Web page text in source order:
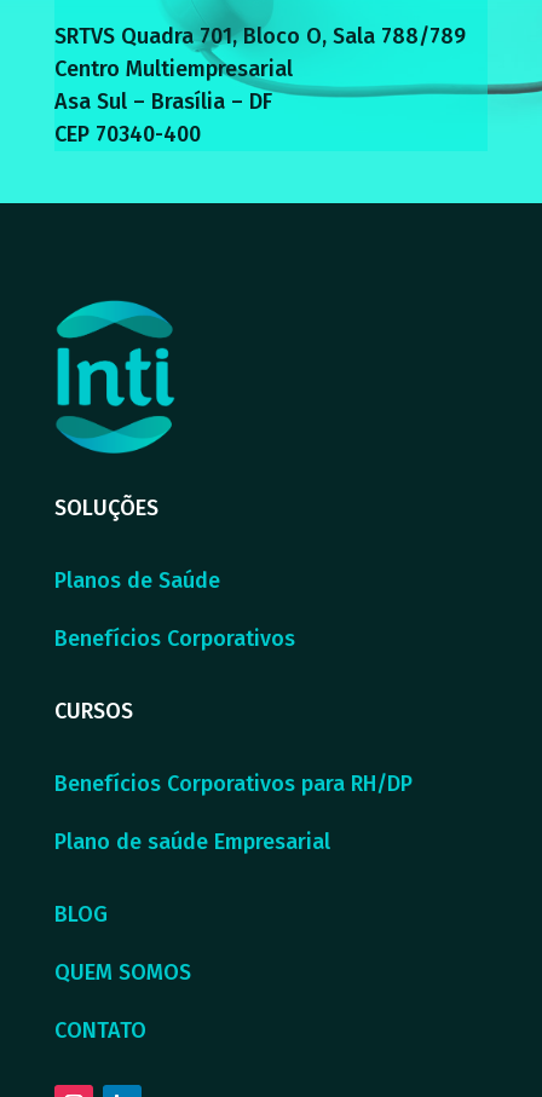
SRTVS Quadra 701, Bloco O, Sala 788/789
Centro Multiempresarial
Asa Sul – Brasília – DF
CEP 70340-400
SOLUÇÕES
Planos de Saúde
Benefícios Corporativos
CURSOS
Benefícios Corporativos para RH/DP
Plano de saúde Empresarial
BLOG
QUEM SOMOS
CONTATO